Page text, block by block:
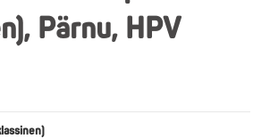
Pärnu, HPV